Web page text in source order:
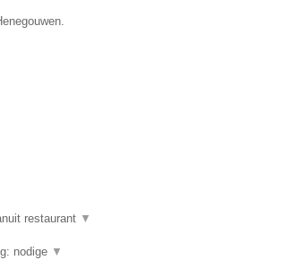
restaurant ▼
nodige ▼